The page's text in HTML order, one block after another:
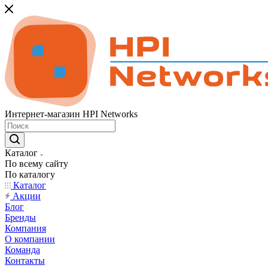
Интернет-магазин HPI Networks
Каталог
По всему сайту
По каталогу
Каталог
Акции
Блог
Бренды
Компания
О компании
Команда
Контакты